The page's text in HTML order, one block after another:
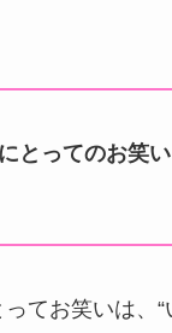
とってのお笑
てお笑いは、“